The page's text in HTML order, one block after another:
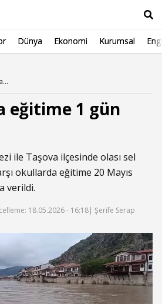
Dünya Ekonomi Kurumsal
Gündem Haberleri
eğitime 1 gün
ile Taşova ilçesinde olası sel
okullarda eğitime 20 Mayıs
verildi.
18.05.2026 - 16:18| Şerife Serap